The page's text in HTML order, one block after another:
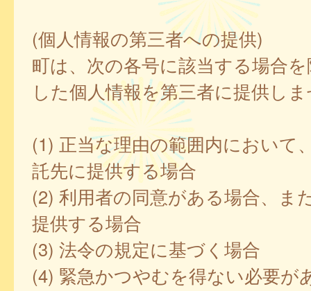
(個人情報の第三者への提供)
町は、次の各号に該当する場合
した個人情報を第三者に提供し
(1) 正当な理由の範囲内において
託先に提供する場合
(2) 利用者の同意がある場合、ま
提供する場合
(3) 法令の規定に基づく場合
(4) 緊急かつやむを得ない必要が